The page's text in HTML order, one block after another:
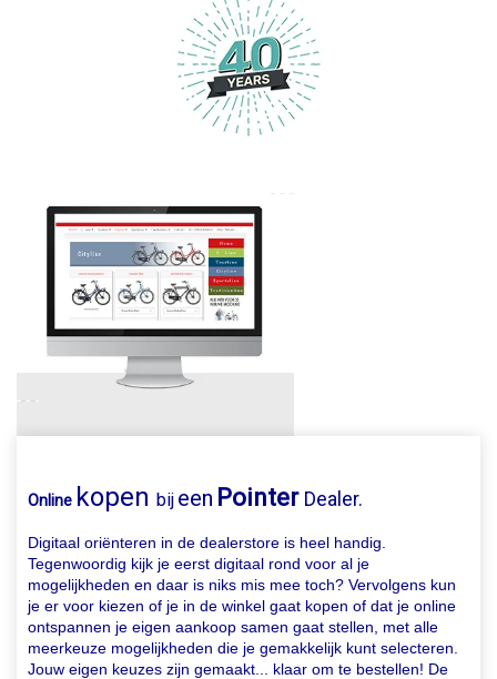
Online kopen bij een Pointer Dealer.
Digitaal oriënteren in de dealerstore is heel handig.
Tegenwoordig kijk je eerst digitaal rond voor al je
mogelijkheden en daar is niks mis mee toch? Vervolgens kun
je er voor kiezen of je in de winkel gaat kopen of dat je online
ontspannen je eigen aankoop samen gaat stellen, met alle
meerkeuze mogelijkheden die je gemakkelijk kunt selecteren.
Jouw eigen keuzes zijn gemaakt... klaar om te bestellen! De